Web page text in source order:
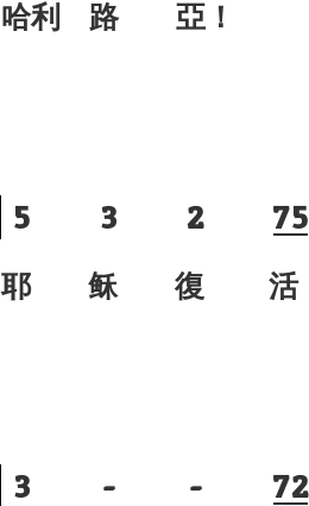
哈利 路 亞！
5 3 2 75
耶 稣 復 活
3 - - 72